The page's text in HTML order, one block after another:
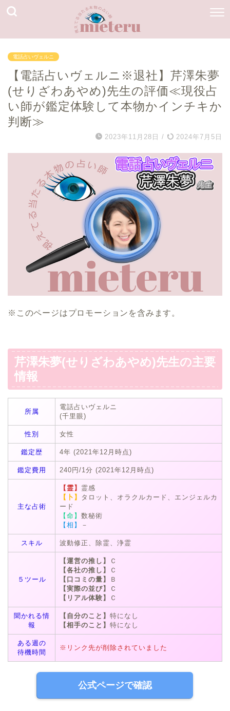
電話占いヴェルニ
【電話占いヴェルニ※退社】芹澤朱夢
(せりざわあやめ)先生の評価≪現役占
い師が鑑定体験して本物かインチキか
判断≫
2023年11月28日 / 2024年7月5日
※このページはプロモーションを含みます。
芹澤朱夢(せりざわあやめ)先生の主要
情報
所属
電話占いヴェルニ
(千里眼)
性別 女性
鑑定歴 4年 (2021年12月時点)
鑑定費用 240円/1分 (2021年12月時点)
主な占術
【霊】 霊感
【卜】
タロット、オラクルカード、エンジェルカ
ード
【命】 数秘術
【相】
－
スキル 波動修正、除霊、浄霊
５ツール
【運営の推し】
Ｃ
【各社の推し】
Ｃ
【口コミの量】
Ｂ
【実際の並び】
Ｃ
【リアル体験】
Ｃ
聞かれる情
報
【自分のこと】 特になし
【相手のこと】 特になし
ある週の
待機時間
※リンク先が削除されていました
公式ページで確認